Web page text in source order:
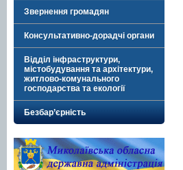
Звернення громадян
Консультативно-дорадчі органи
Відділ інфраструктури,
містобудування та архітектури,
житлово-комунального
господарства та екології
Безбар’єрність